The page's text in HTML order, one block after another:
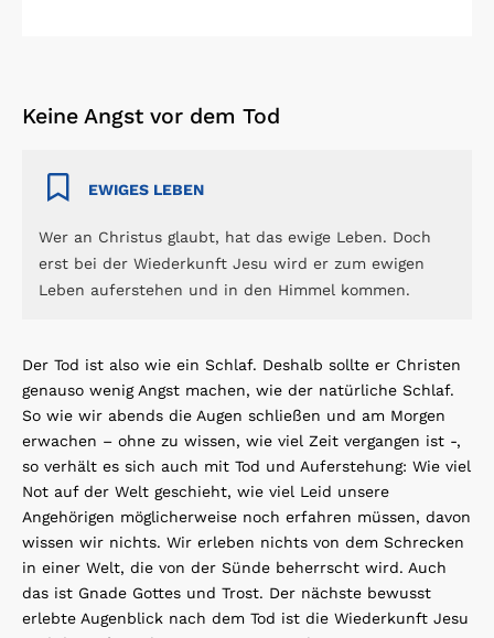
Keine Angst vor dem Tod
EWIGES LEBEN
Wer an Christus glaubt, hat das ewige Leben. Doch
erst bei der Wiederkunft Jesu wird er zum ewigen
Leben auferstehen und in den Himmel kommen.
Der Tod ist also wie ein Schlaf. Deshalb sollte er Christen
genauso wenig Angst machen, wie der natürliche Schlaf.
So wie wir abends die Augen schließen und am Morgen
erwachen – ohne zu wissen, wie viel Zeit vergangen ist -,
so verhält es sich auch mit Tod und Auferstehung: Wie viel
Not auf der Welt geschieht, wie viel Leid unsere
Angehörigen möglicherweise noch erfahren müssen, davon
wissen wir nichts. Wir erleben nichts von dem Schrecken
in einer Welt, die von der Sünde beherrscht wird. Auch
das ist Gnade Gottes und Trost. Der nächste bewusst
erlebte Augenblick nach dem Tod ist die Wiederkunft Jesu